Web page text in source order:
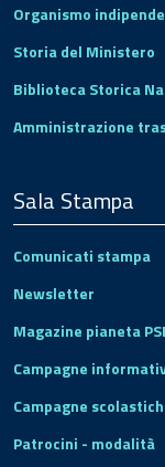
Organismo
Storia del Ministero
Biblioteca Storica
Amministrazione
Sala Stampa
Comunicati stampa
Newsletter
Magazine pianeta
Campagne
Campagne
Patrocini - modalità